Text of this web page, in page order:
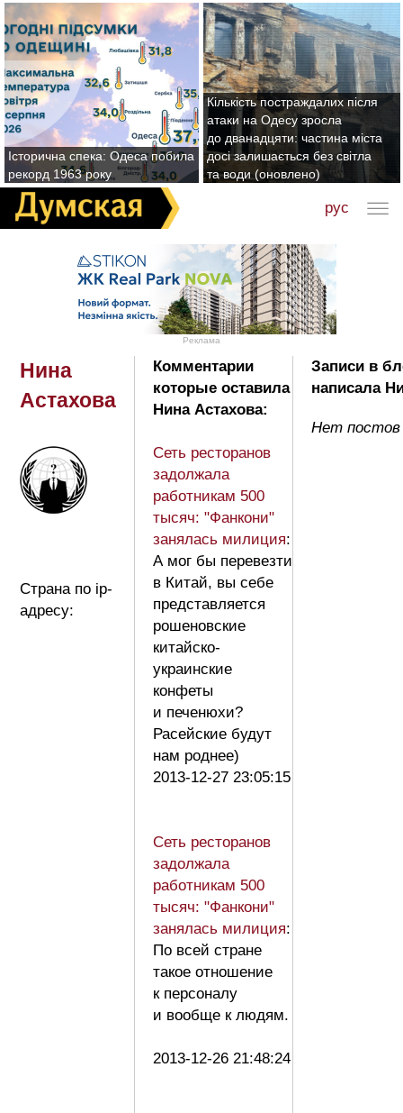
Історична спека: Одеса побила
рекорд 1963 року
Кількість постраждалих після
атаки на Одесу зросла
до дванадцяти: частина міста
досі залишається без світла
та води (оновлено)
рус
Реклама
Нина
Астахова
Страна по ip-
адресу:
Комментарии
которые оставила
Нина Астахова:
Сеть ресторанов
задолжала
работникам 500
тысяч: "Фанкони"
занялась милиция:
А мог бы перевезти
в Китай, вы себе
представляется
рошеновские
китайско-
украинские
конфеты
и печенюхи?
Расейские будут
нам роднее)
2013-12-27 23:05:15
Сеть ресторанов
задолжала
работникам 500
тысяч: "Фанкони"
занялась милиция:
По всей стране
такое отношение
к персоналу
и вообще к людям.
2013-12-26 21:48:24
Записи в
написала
Нет